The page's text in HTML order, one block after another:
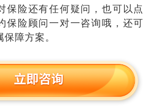
保险还有任何疑问，也可以点
保险顾问一对一咨询哦，还可
障方案。